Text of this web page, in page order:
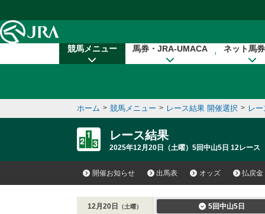
競馬メニュー 馬券・JRA-UMACA ネット馬
ホーム > 競馬メニュー > レース結果 開催選択 > レ
レース結果
2025年12月20日（土曜）5回中山5日 12レース
開催お知らせ 出馬表 オッズ 払戻金
12月20日 （土曜） 5回中山5日